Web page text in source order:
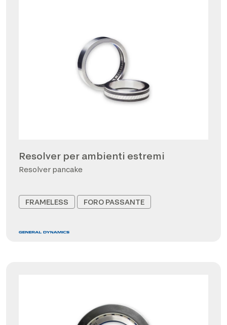
Resolver per ambienti estremi
Resolver pancake
FRAMELESS FORO PASSANTE